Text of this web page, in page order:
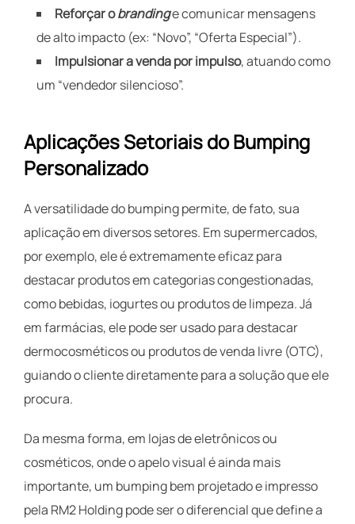
Reforçar obrandinge comunicar mensagens
de alto impacto (ex: “Novo”, “Oferta Especial”).
Impulsionar a venda por impulso, atuando como
um “vendedor silencioso”.
Aplicações Setoriais do Bumping
Personalizado
A versatilidade do bumping permite, de fato, sua
aplicação em diversos setores. Em supermercados,
por exemplo, ele é extremamente eficaz para
destacar produtos em categorias congestionadas,
como bebidas, iogurtes ou produtos de limpeza. Já
em farmácias, ele pode ser usado para destacar
dermocosméticos ou produtos de venda livre (OTC),
guiando o cliente diretamente para a solução que ele
procura.
Da mesma forma, em lojas de eletrônicos ou
cosméticos, onde o apelo visual é ainda mais
importante, um bumping bem projetado e impresso
pela RM2 Holding pode ser o diferencial que define a